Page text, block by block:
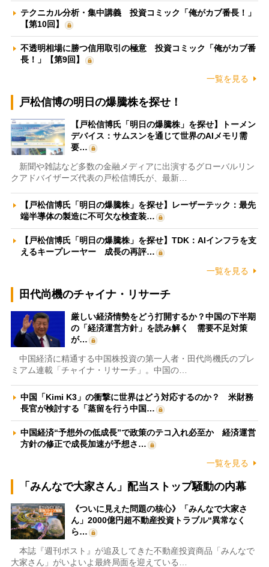
テクニカル分析・集中講義 投資コミック「俺がカブ番長！」
【第10回】
不透明相場に勝つ信用取引の極意 投資コミック「俺がカブ番
長！」【第9回】
一覧を見る
戸松信博の明日の爆騰株を探せ！
【戸松信博氏「明日の爆騰株」を探せ】トーメン
デバイス：サムスンを通じて世界のAIメモリ需
要…
新聞や雑誌など多数の金融メディアに出演するグローバルリン
クアドバイザーズ代表の戸松信博氏が、最新…
【戸松信博氏「明日の爆騰株」を探せ】レーザーテック：最先
端半導体の製造に不可欠な検査装…
【戸松信博氏「明日の爆騰株」を探せ】TDK：AIインフラを支
えるキープレーヤー 成長の再評…
一覧を見る
田代尚機のチャイナ・リサーチ
厳しい経済情勢をどう打開するか？中国の下半期
の「経済運営方針」を読み解く 需要不足対策
が…
中国経済に精通する中国株投資の第一人者・田代尚機氏のプレ
ミアム連載「チャイナ・リサーチ」。中国の…
中国「Kimi K3」の衝撃に世界はどう対応するのか？ 米財務
長官が検討する「蒸留を行う中国…
中国経済“予想外の低成長”で政策のテコ入れ必至か 経済運営
方針の修正で成長加速が予想さ…
一覧を見る
「みんなで大家さん」配当ストップ騒動の内幕
《ついに見えた問題の核心》「みんなで大家さ
ん」2000億円超不動産投資トラブル“異常なく
ら…
本誌『週刊ポスト』が追及してきた不動産投資商品「みんなで
大家さん」がいよいよ最終局面を迎えている…